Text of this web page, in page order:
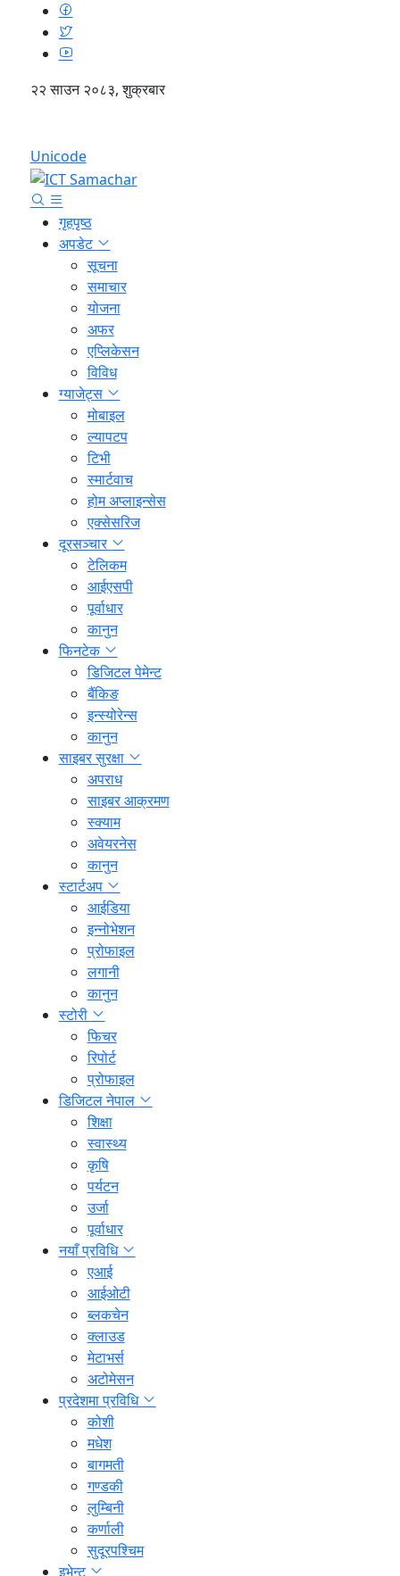
२२ साउन २०८३, शुक्रबार
Unicode
गृहपृष्ठ
अपडेट
सूचना
समाचार
योजना
अफर
एप्लिकेसन
विविध
ग्याजेट्स
मोबाइल
ल्यापटप
टिभी
स्मार्टवाच
होम अप्लाइन्सेस
एक्सेसरिज
दूरसञ्चार
टेलिकम
आईएसपी
पूर्वाधार
कानुन
फिनटेक
डिजिटल पेमेन्ट
बैंकिङ
इन्स्योरेन्स
कानुन
साइबर सुरक्षा
अपराध
साइबर आक्रमण
स्क्याम
अवेयरनेस
कानुन
स्टार्टअप
आईडिया
इन्नोभेशन
प्रोफाइल
लगानी
कानुन
स्टोरी
फिचर
रिपोर्ट
प्रोफाइल
डिजिटल नेपाल
शिक्षा
स्वास्थ्य
कृषि
पर्यटन
उर्जा
पूर्वाधार
नयाँ प्रविधि
एआई
आईओटी
ब्लकचेन
क्लाउड
मेटाभर्स
अटोमेसन
प्रदेशमा प्रविधि
कोशी
मधेश
बागमती
गण्डकी
लुम्बिनी
कर्णाली
सुदूरपश्चिम
इभेन्ट